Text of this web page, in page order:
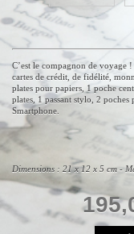
C’est le compagnon de voyage
cartes de crédit, de fidélité,
plates pour papiers, 1 poche
plates, 1 passant stylo, 2
Smartphone.
Dimensions : 21 x 12 x 5 cm -